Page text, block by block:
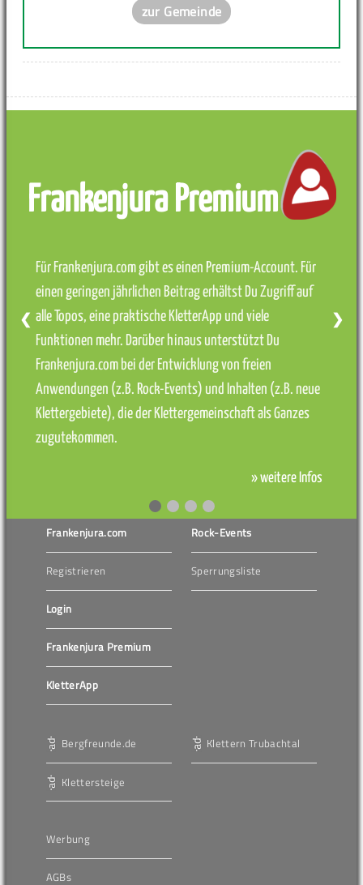
zur Gemeinde
Frankenjura Premium
Für Frankenjura.com gibt es einen Premium-Account. Für
einen geringen jährlichen Beitrag erhältst Du Zugriff auf
alle Topos, eine praktische KletterApp und viele
Funktionen mehr. Darüber hinaus unterstützt Du
Frankenjura.com bei der Entwicklung von freien
Anwendungen (z.B. Rock-Events) und Inhalten (z.B. neue
Klettergebiete), die der Klettergemeinschaft als Ganzes
zugutekommen.
» weitere Infos
❮ ❯
Frankenjura.com
Registrieren
Login
Frankenjura Premium
KletterApp
Rock-Events
Sperrungsliste
Bergfreunde.de
Klettersteige
Klettern Trubachtal
Werbung
AGBs